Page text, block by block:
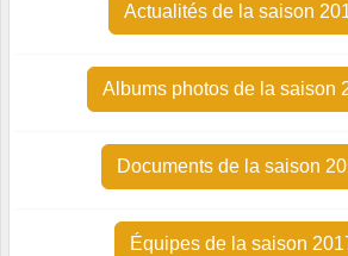
Actualités de la saison
Albums photos de la saison
Documents de la saison
Équipes de la saison